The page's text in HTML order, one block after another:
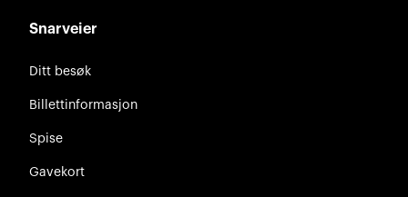
Snarveier
Ditt besøk
Billettinformasjon
Spise
Gavekort